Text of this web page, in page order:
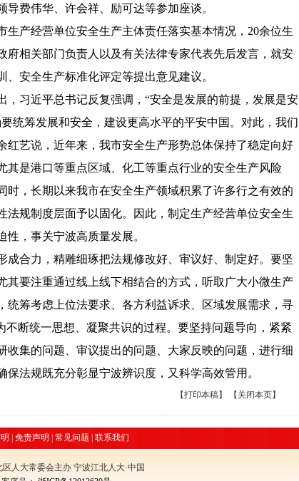
费伟华、许会祥、励可达等参加座谈。
产经营单位安全生产主体责任落实基本情况，20余位生
府相关部门负责人以及有关法律专家代表先后发言，就安
安全生产标准化评定等提出意见建议。
习近平总书记反复强调，“安全是发展的前提，发展是安
统筹发展和安全，建设更高水平的平安中国。对此，我们
红艺说，近年来，我市安全生产形势总体保持了稳定向好
其是港口等重点区域、化工等重点行业的安全生产风险
时，长期以来我市在安全生产领域积累了许多行之有效的
法规制度层面予以固化。因此，制定生产经营单位安全生
，事关宁波高质量发展。
合力，精雕细琢把法规修改好、审议好、制定好。要坚
其要注重通过线上线下相结合的方式，听取广大小微生产
统筹考虑上位法要求、各方利益诉求、区域发展需求，寻
不断统一思想、凝聚共识的过程。要坚持问题导向，紧紧
收集的问题、审议提出的问题、大家反映的问题，进行细
法规既充分彰显宁波辨识度，又科学高效管用。
【打印本稿】 【 关闭本页】
免责声明 常见问题 联系我们
人大常委会主办 宁波江北人大·中国